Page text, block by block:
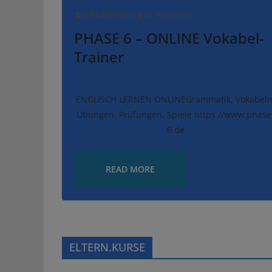
KURS.ZENTRALE 26. April 2020
PHASE 6 – ONLINE Vokabel-
Trainer
ENGLISCH LERNEN ONLINEGrammatik,
Übungen, Prüfungen, Spiele https://
6.de
READ MORE
ELTERN.KURSE